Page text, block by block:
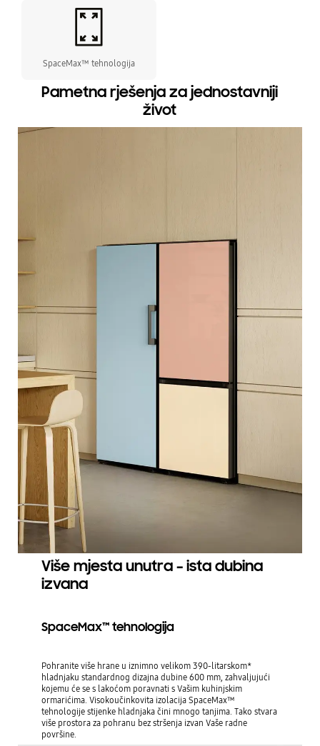
SpaceMax™ tehnologija
Pametna rješenja za jednostavniji
život
Više mjesta unutra – ista dubina
izvana
SpaceMax™ tehnologija
Pohranite više hrane u iznimno velikom 390-litarskom*
hladnjaku standardnog dizajna dubine 600 mm, zahvaljujući
kojemu će se s lakoćom poravnati s Vašim kuhinjskim
ormarićima. Visokoučinkovita izolacija SpaceMax™
tehnologije stijenke hladnjaka čini mnogo tanjima. Tako stvara
više prostora za pohranu bez stršenja izvan Vaše radne
površine.